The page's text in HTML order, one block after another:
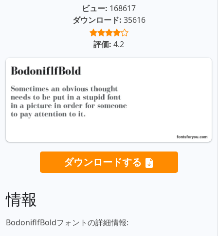
ビュー: 168617
ダウンロード: 35616
評価: 4.2
ダウンロードする
情報
BodoniflfBoldフォントの詳細情報: